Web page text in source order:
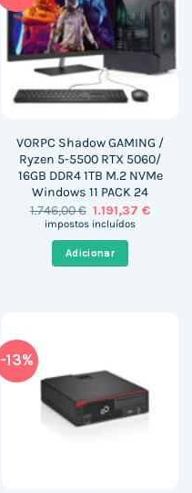
VORPC Shadow GAMING /
Ryzen 5-5500 RTX 5060/
16GB DDR4 1TB M.2 NVMe
Windows 11 PACK 24
1.746,00€ O
preço
era:
1.746,00 €.
1.191,37€O
impostos incluídos
Adicionar
-13%